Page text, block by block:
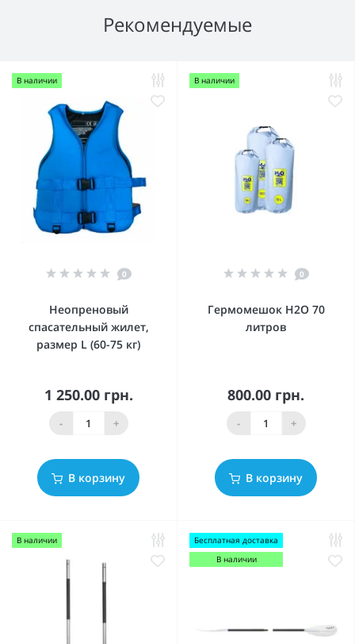
Рекомендуемые
В наличии
0
Неопреновый
спасательный жилет,
размер L (60-75 кг)
1 250.00 грн.
- +
В корзину
В наличии
0
Гермомешок Н2О 70
литров
800.00 грн.
- +
В корзину
В наличии
Бесплатная доставка
В наличии